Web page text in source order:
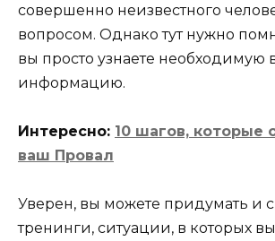
совершенно неизвестного
вопросом. Однако тут нужно
вы просто узнаете необходимую
информацию.
Интересно: 10 шагов, которые
ваш Провал
Уверен, вы можете придумать и
тренинги, ситуации, в которых